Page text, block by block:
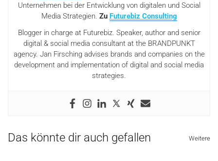
Unternehmen bei der Entwicklung von digitalen und Social
Media Strategien. Zu Futurebiz Consulting
Blogger in charge at Futurebiz. Speaker, author and senior
digital & social media consultant at the BRANDPUNKT
agency. Jan Firsching advises brands and companies on the
development and implementation of digital and social media
strategies.
Das könnte dir auch gefallen Weitere